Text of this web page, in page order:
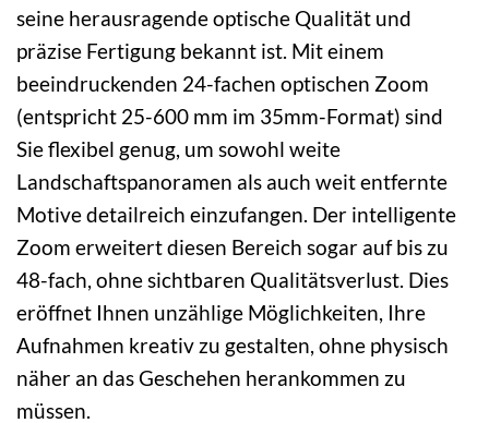
seine herausragende optische Qualität und
präzise Fertigung bekannt ist. Mit einem
beeindruckenden 24-fachen optischen Zoom
(entspricht 25-600 mm im 35mm-Format) sind
Sie flexibel genug, um sowohl weite
Landschaftspanoramen als auch weit entfernte
Motive detailreich einzufangen. Der intelligente
Zoom erweitert diesen Bereich sogar auf bis zu
48-fach, ohne sichtbaren Qualitätsverlust. Dies
eröffnet Ihnen unzählige Möglichkeiten, Ihre
Aufnahmen kreativ zu gestalten, ohne physisch
näher an das Geschehen herankommen zu
müssen.